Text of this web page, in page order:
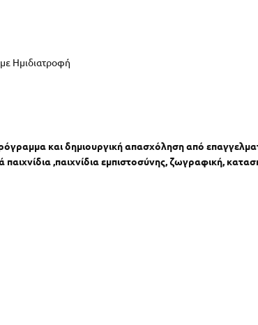
Ημιδιατροφή
και δημιουργική απασχόληση από
,παιχνίδια εμπιστοσύνης, ζωγραφική,